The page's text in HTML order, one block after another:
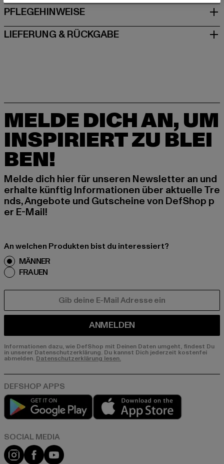
PFLEGEHINWEISE
LIEFERUNG & RÜCKGABE
MELDE DICH AN, UM
INSPIRIERT ZU BLEI
BEN!
Melde dich hier für unseren Newsletter an und
erhalte künftig Informationen über aktuelle Tre
nds, Angebote und Gutscheine von DefShop p
er E-Mail!
An welchen Produkten bist du interessiert?
MÄNNER
FRAUEN
ANMELDEN
Informationen dazu, wie DefShop mit Deinen Daten umgeht, findest Du
in unserer Datenschutzerklärung. Du kannst Dich jederzeit kostenfei
abmelden. Datenschutzerklärung lesen.
Play market
Instagram
FacebookYouTube